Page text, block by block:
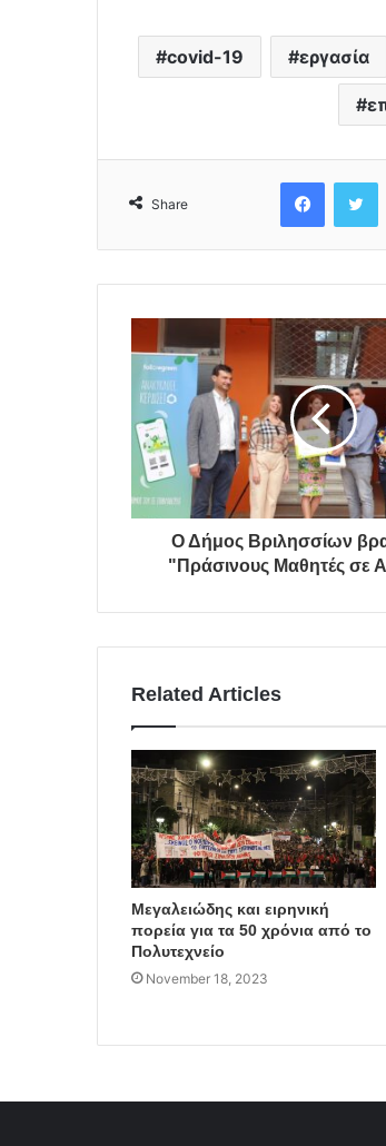
covid-19 εργασία
Share
Ο Δήμος Βριλησσίων
"Πράσινους Μαθητές σε
Related Articles
Μεγαλειώδης και ειρηνική
πορεία για τα 50 χρόνια από το
Πολυτεχνείο
November 18, 2023